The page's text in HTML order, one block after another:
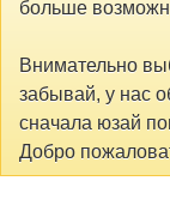
больше
Внимательно
забывай, у нас
сначала юзай
Добро